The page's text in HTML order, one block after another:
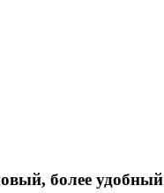
более удобный